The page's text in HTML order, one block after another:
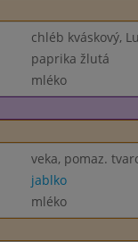
chléb kváskový,
paprika žlutá
mléko
veka, pomaz.
jablko
mléko